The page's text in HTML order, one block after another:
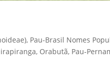
Pau-Brasil Nomes
Orabutã, Pau-